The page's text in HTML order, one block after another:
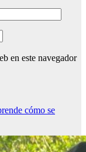
en este navegador
cómo se